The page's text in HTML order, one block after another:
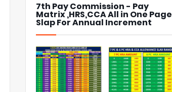
7th Pay Commission - Pay
Matrix ,HRS,CCA All in One Page
Slap For Annual Increment